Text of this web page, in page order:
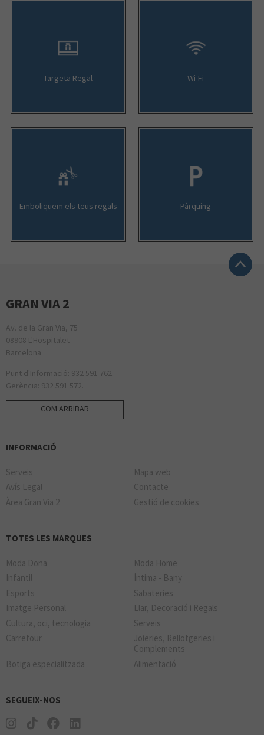
Targeta Regal Wi-Fi
Emboliquem els teus regals Pàrquing
GRAN VIA 2
Av. de la Gran Via, 75
08908 L'Hospitalet
Barcelona
Punt d'Informació: 932 591 762.
Gerència: 932 591 572.
COM ARRIBAR
INFORMACIÓ
Serveis
Mapa web
Avís Legal
Contacte
Àrea Gran Via 2
Gestió de cookies
TOTES LES MARQUES
Moda Dona
Moda Home
Infantil
Íntima - Bany
Esports
Sabateries
Imatge Personal
Llar, Decoració i Regals
Cultura, oci, tecnologia
Serveis
Carrefour
Joieries, Rellotgeries i
Complements
Botiga especialitzada
Alimentació
SEGUEIX-NOS